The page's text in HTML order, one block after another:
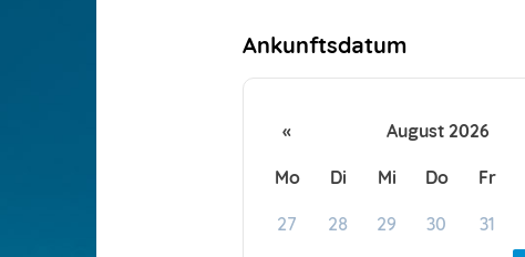
Ankunftsdatum
« August 2026
Mo Di Mi Do Fr
27 28 29 30 31